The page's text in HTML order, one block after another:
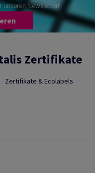
unseren Newsletter!
Zertifikate
Zertifikate & Ecolabels